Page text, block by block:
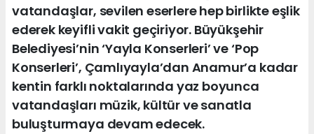
vatandaşlar, sevilen eserlere hep birlikte eşlik
ederek keyifli vakit geçiriyor. Büyükşehir
Belediyesi’nin ‘Yayla Konserleri’ ve ‘Pop
Konserleri’, Çamlıyayla’dan Anamur’a kadar
kentin farklı noktalarında yaz boyunca
vatandaşları müzik, kültür ve sanatla
buluşturmaya devam edecek.